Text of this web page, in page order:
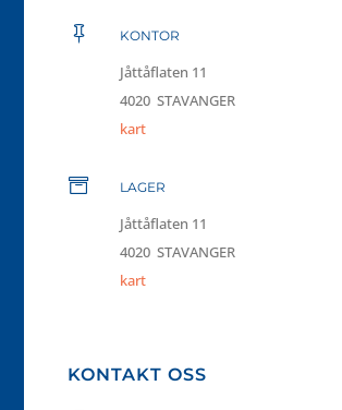
 KONTOR
Jåttåflaten 11
4020 STAVANGER
kart
 LAGER
Jåttåflaten 11
4020 STAVANGER
kart
KONTAKT OSS